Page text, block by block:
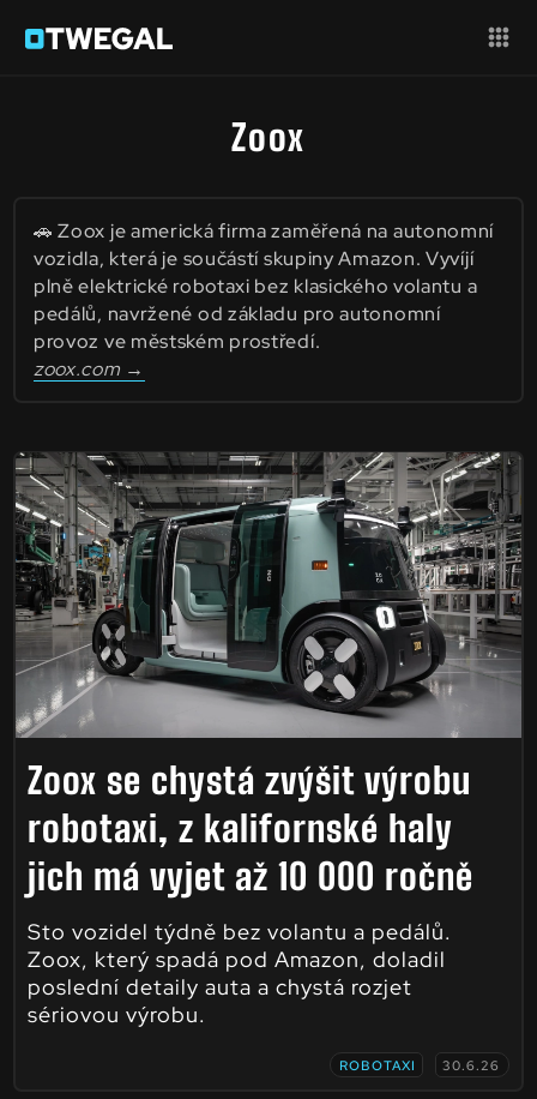
Zoox
🚗 Zoox je americká firma zaměřená na autonomní
vozidla, která je součástí skupiny Amazon. Vyvíjí
plně elektrické robotaxi bez klasického volantu a
pedálů, navržené od základu pro autonomní
provoz ve městském prostředí.
zoox.com →
Zoox se chystá zvýšit výrobu
robotaxi, z kalifornské haly
jich má vyjet až 10 000 ročně
Sto vozidel týdně bez volantu a pedálů.
Zoox, který spadá pod Amazon, doladil
poslední detaily auta a chystá rozjet
sériovou výrobu.
ROBOTAXI 30.6.26